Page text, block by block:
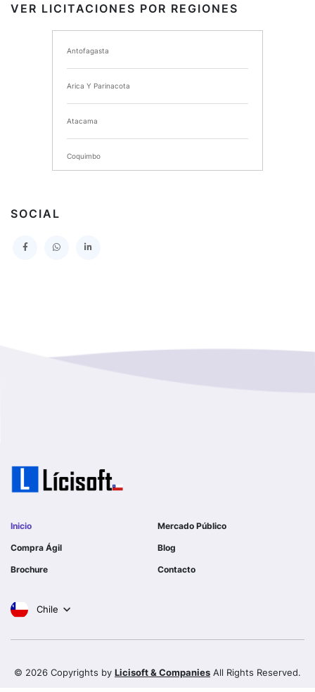
I MUNICIPALIDAD DE CHIMBARONGO
INSTITUTO NACIONAL DE DEPORTES DE CHILE
SERVICIO DE SALUD DEL MAULE HOSPITAL DE
TALCA
I MUNICIPALIDAD DE PROVIDENCIA
SERVICIO DE SALUD TALCAHUANO HOSPITAL DE
GOBERNACION PROVINCIAL DE TALCA
I MUNICIPALIDAD DE GORBEA
I MUNICIPALIDAD DE NINHUE
HOSPITAL REG RANCAGUA
I MUNICIPALIDAD DE LUMACO
VER LICITACIONES POR REGIONES
Antofagasta
Arica Y Parinacota
Atacama
Coquimbo
Region Del Biobio
Tarapaca
SOCIAL
Inicio Mercado Público
Compra Ágil Blog
Brochure Contacto
Chile
© 2026 Copyrights by Licisoft & Companies All Rights Reserved.